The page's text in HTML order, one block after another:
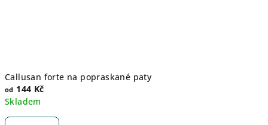
Callusan forte na popraskané paty
od 144 Kč
Skladem